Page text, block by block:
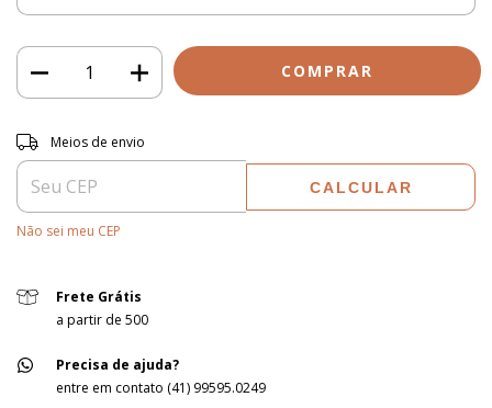
Entregas para o CEP:
Meios de envio
CALCULAR
Não sei meu CEP
Frete Grátis
a partir de 500
Precisa de ajuda?
entre em contato (41) 99595.0249